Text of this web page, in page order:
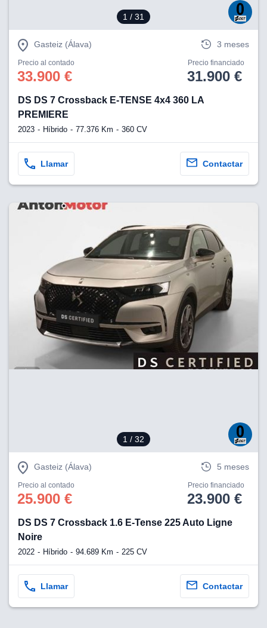
1 / 31
Gasteiz (Álava) 3 meses
Precio al contado
33.900 €
Precio financiado
31.900 €
DS DS 7 Crossback E-TENSE 4x4 360 LA
PREMIERE
2023 Híbrido 77.376 Km 360 CV
Llamar Contactar
1 / 32
Gasteiz (Álava) 5 meses
Precio al contado
25.900 €
Precio financiado
23.900 €
DS DS 7 Crossback 1.6 E-Tense 225 Auto Ligne
Noire
2022 Híbrido 94.689 Km 225 CV
Llamar Contactar